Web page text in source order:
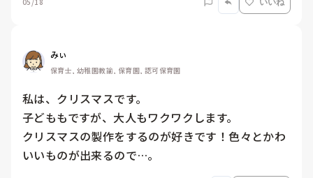
いいね
みぃ
保育士, 幼稚園教諭, 保育園, 認可保育園
私は、クリスマスです。
子どももですが、大人もワクワクします。
クリスマスの製作をするのが好きです！色々とかわ
いいものが出来るので…。